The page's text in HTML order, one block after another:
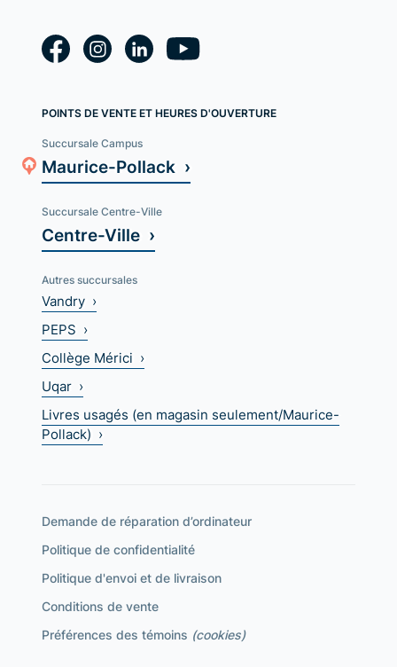
POINTS DE VENTE ET HEURES D'OUVERTURE
Succursale Campus
Maurice-Pollack ›
Succursale Centre-Ville
Centre-Ville ›
Autres succursales
Vandry ›
PEPS ›
Collège Mérici ›
Uqar ›
Livres usagés (en magasin seulement/Maurice-
Pollack) ›
Demande de réparation d’ordinateur
Politique de confidentialité
Politique d'envoi et de livraison
Conditions de vente
Préférences des témoins (cookies)